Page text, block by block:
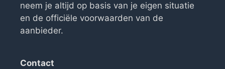
neem je altijd op basis van je eigen situatie
en de officiële voorwaarden van de
aanbieder.
Contact